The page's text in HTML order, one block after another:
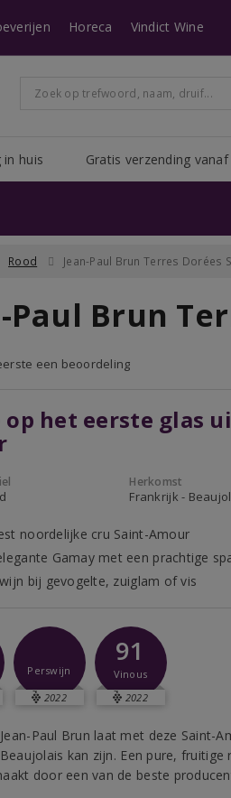
huis Gratis verzending
Horeca Vindict Wine
Rood Jean-Paul Brun Terres Dorées
Paul Brun
een beoordeling
op het eerste glas
Herkomst
Frankrijk -
noordelijke cru Saint-Amour
Gamay met een prachtige
bij gevogelte, zuiglam of vis
Perswijn
2022
91
Vinous
2022
Paul Brun laat met deze Saint-
kan zijn. Een pure, fruitige
door een van de beste